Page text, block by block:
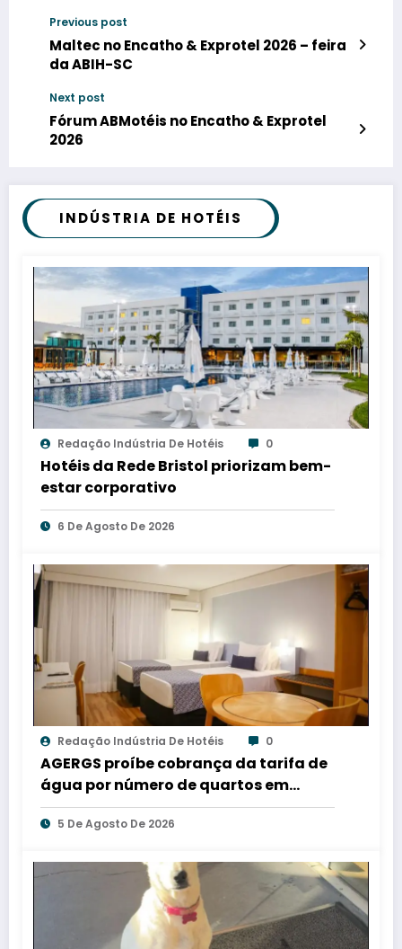
Previous post
Maltec no Encatho & Exprotel 2026 – feira
da ABIH-SC
Next post
Fórum ABMotéis no Encatho & Exprotel
2026
INDÚSTRIA DE HOTÉIS
Redação Indústria De Hotéis 0
Hotéis da Rede Bristol priorizam bem-
estar corporativo
6 De Agosto De 2026
Redação Indústria De Hotéis 0
AGERGS proíbe cobrança da tarifa de
água por número de quartos em
hotéis
5 De Agosto De 2026